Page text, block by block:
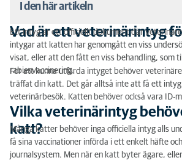
I den här artikeln
Vad är ett veterinärintyg för katt?
Vilka veterinärintyg behöver min
Före besöket
Vad är ett veterinärintyg
Ett intyg är ett officiellt dokument där
intygar att katten har genomgått en viss
visat, eller att den fått en viss behandling, som
rabiesvaccinering.
För att kunna utfärda intyget behöver
träffat din katt. Det går alltså inte att få ett
veterinärbesök. Katten behöver också vara ID-
Vilka veterinärintyg
katt?
Många katter behöver inga officiella intyg alls
få sina vaccinationer införda i ett enkelt häfte
journalsystem. Men när en katt byter ägare,